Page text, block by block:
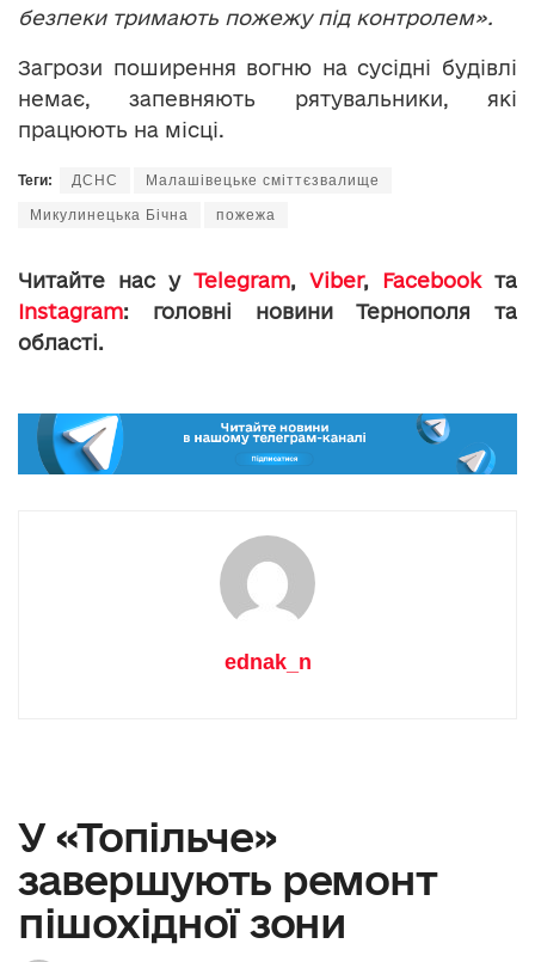
безпеки тримають пожежу під контролем».
Загрози поширення вогню на сусідні будівлі
немає, запевняють рятувальники, які
працюють на місці.
Теги: ДСНС Малашівецьке сміттєзвалище
Микулинецька Бічна пожежа
Читайте нас у Telegram, Viber, Facebookта
Instagram: головні новини Тернополя та
області.
ednak_n
У «Топільче»
завершують ремонт
пішохідної зони